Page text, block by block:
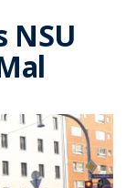
NSU